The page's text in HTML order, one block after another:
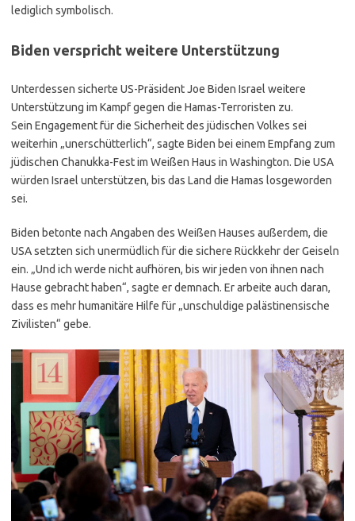
lediglich symbolisch.
Biden verspricht weitere Unterstützung
Unterdessen sicherte US-Präsident Joe Biden Israel weitere
Unterstützung im Kampf gegen die Hamas-Terroristen zu.
Sein Engagement für die Sicherheit des jüdischen Volkes sei
weiterhin „unerschütterlich“, sagte Biden bei einem Empfang zum
jüdischen Chanukka-Fest im Weißen Haus in Washington. Die USA
würden Israel unterstützen, bis das Land die Hamas losgeworden
sei.
Biden betonte nach Angaben des Weißen Hauses außerdem, die
USA setzten sich unermüdlich für die sichere Rückkehr der Geiseln
ein. „Und ich werde nicht aufhören, bis wir jeden von ihnen nach
Hause gebracht haben“, sagte er demnach. Er arbeite auch daran,
dass es mehr humanitäre Hilfe für „unschuldige palästinensische
Zivilisten“ gebe.